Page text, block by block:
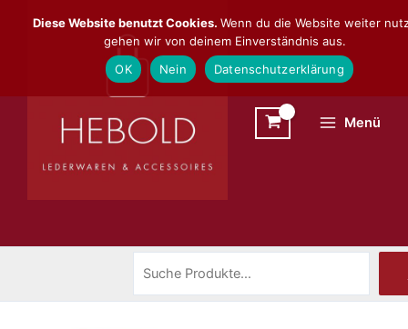
Inhalt
Menü
Diese Website benutzt Cookies. Wenn du die Website weiter
gehen wir von deinem Einverständnis aus.
OK
Nein Datenschutzerklärung